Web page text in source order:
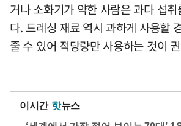
거나 소화기가 약한 사람은 과다 섭
다. 드레싱 재료 역시 과하게 사용할
줄 수 있어 적당량만 사용하는 것이
이시간 핫뉴스